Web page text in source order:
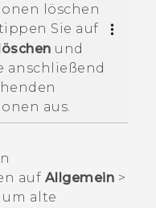
löschen
Sie auf
und
anschließend
aus.
auf Allgemein >
um alte